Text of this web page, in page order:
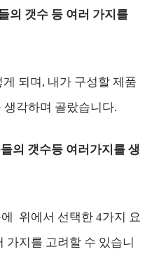
의 갯수 등 여러 가지를
되며, 내가 구성할 제품
각하며 골랐습니다.
의 갯수등 여러가지를 생
위에서 선택한 4가지 요
가지를 고려할 수 있습니